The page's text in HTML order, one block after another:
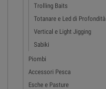
Trolling Baits
Totanare e Led di Profondità
Vertical e Light Jigging
Sabiki
Piombi
Accessori Pesca
Esche e Pasture